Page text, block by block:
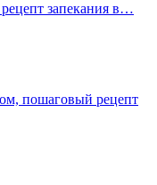
запекания в…
пошаговый рецепт